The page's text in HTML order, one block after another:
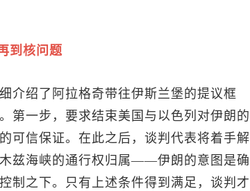
到核问题
介绍了阿拉格奇带往伊斯兰堡的提议框
第一步，要求结束美国与以色列对伊朗的
可信保证。在此之后，谈判代表将着手解
兹海峡的通行权归属——伊朗的意图是确
制之下。只有上述条件得到满足，谈判才